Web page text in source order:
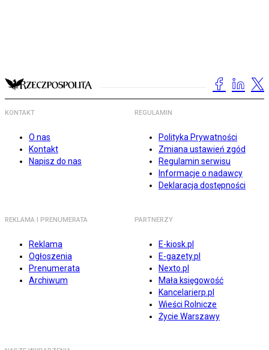
KONTAKT
O nas
Kontakt
Napisz do nas
REGULAMIN
Polityka Prywatności
Zmiana ustawień zgód
Regulamin serwisu
Informacje o nadawcy
Deklaracja dostępności
REKLAMA I PRENUMERATA
Reklama
Ogłoszenia
Prenumerata
Archiwum
PARTNERZY
E-kiosk.pl
E-gazety.pl
Nexto.pl
Mała księgowość
Kancelarierp.pl
Wieści Rolnicze
Życie Warszawy